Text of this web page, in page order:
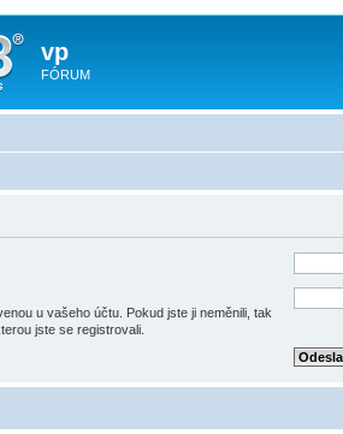
vp
FÓRUM
u vašeho účtu. Pokud jste ji neměnili, tak
jste se registrovali.